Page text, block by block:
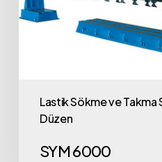
Lastik Sökme ve Takma
Düzen
SYM 6000